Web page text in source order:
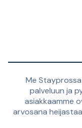
Me
palveluun ja
asiakkaamme
arvosana